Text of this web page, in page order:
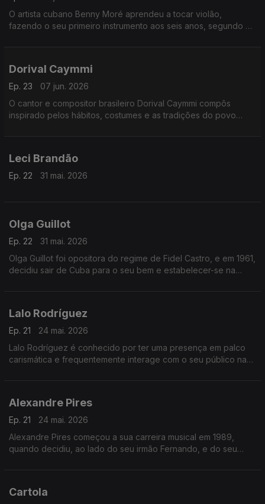
O artista cubano Benny Moré aprendeu a tocar violão,
fazendo o seu primeiro instrumento aos seis anos, segundo a
Dorival Caymmi
Ep. 23
07 jun. 2026
O cantor e compositor brasileiro Dorival Caymmi compôs
inspirado pelos hábitos, costumes e as tradições do povo
Leci Brandão
Ep. 22 31 mai. 2026
Olga Guillot
Ep. 22
31 mai. 2026
Olga Guillot foi opositora do regime de Fidel Castro, e em 1961,
decidiu sair de Cuba para o seu bem e estabelecer-se na
Lalo Rodríguez
Ep. 21
24 mai. 2026
Lalo Rodríguez é conhecido por ter uma presença em palco
carismática e frequentemente interage com o seu público na
Alexandre Pires
Ep. 21
24 mai. 2026
Alexandre Pires começou a sua carreira musical em 1989,
quando decidiu, ao lado do seu irmão Fernando, e do seu
Cartola